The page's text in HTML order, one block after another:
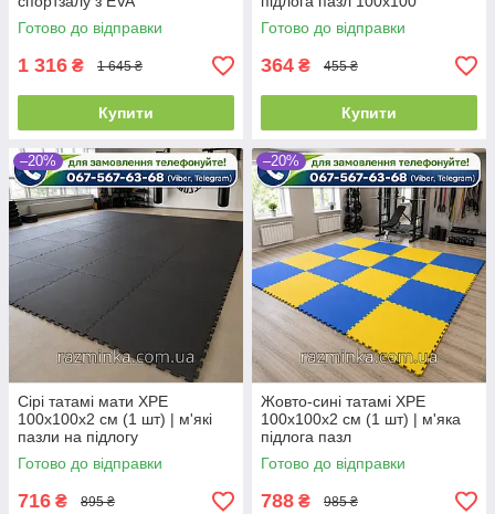
Готово до відправки
1 316 ₴ 1 645 ₴
Купити
Готово до відправки
364 ₴ 455 ₴
Купити
–20%
Сірі татамі мати XPE
100х100х2 см (1 шт) | м'які
пазли на підлогу
Готово до відправки
716 ₴ 895 ₴
–20%
Жовто-сині татамі XPE
100х100х2 см (1 шт) | м'яка
підлога пазл
Готово до відправки
788 ₴ 985 ₴